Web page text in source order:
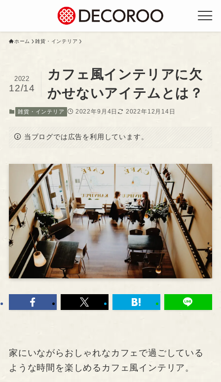
ホーム 雑貨・インテリア
カフェ風インテリアに欠
かせないアイテムとは？
2022
12/14
雑貨・インテリア 2022年9月4日 2022年12月14日
当ブログでは広告を利用しています。
家にいながらおしゃれなカフェで過ごしている
ような時間を楽しめるカフェ風インテリア。